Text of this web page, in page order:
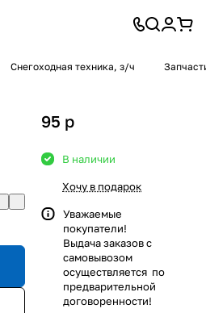
Снегоходная техника, з/ч
95 p
В наличии
Хочу в подарок
Уважаемые
покупатели!
Выдача заказов с
самовывозом
осуществляется по
предварительной
договоренности!